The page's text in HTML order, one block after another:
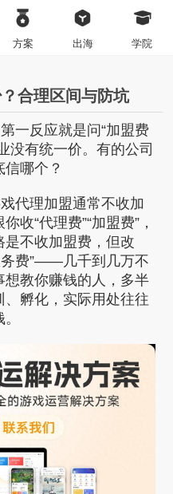
方案 出海 学院
合理区间与防坑
一反应就是问“加盟费
没有统一价。有的公司
哪个？
代理加盟通常不收加
收“代理费”“加盟费”，
不收加盟费，但改
务费”——几千到几万不
教你赚钱的人，多半
孵化，实际用处往往